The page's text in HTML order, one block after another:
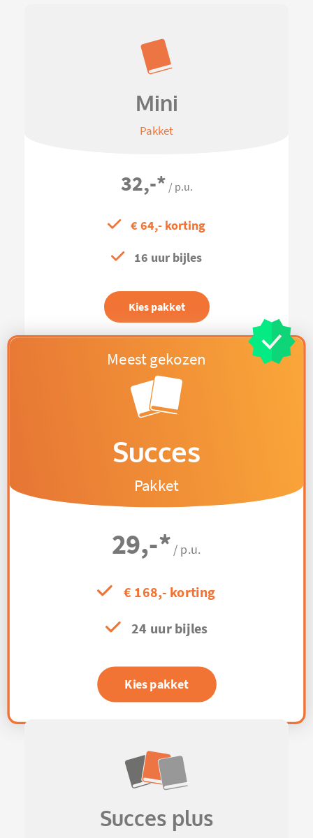
Mini
Pakket
32,-* / p.u.
€ 64,- korting
16 uur bijles
Kies pakket
Succes
Pakket
29,-* / p.u.
€ 168,- korting
24 uur bijles
Kies pakket
Succes plus